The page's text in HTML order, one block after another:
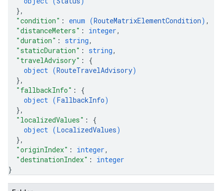
},
"condition" : enum (RouteMatrixElementCondition) ,
"distanceMeters" : integer,
"duration" : string,
"staticDuration" : string,
"travelAdvisory" : {
object (RouteTravelAdvisory)
},
"fallbackInfo" : {
object (FallbackInfo)
},
"localizedValues" : {
object (LocalizedValues)
},
"originIndex" : integer,
"destinationIndex" : integer
}